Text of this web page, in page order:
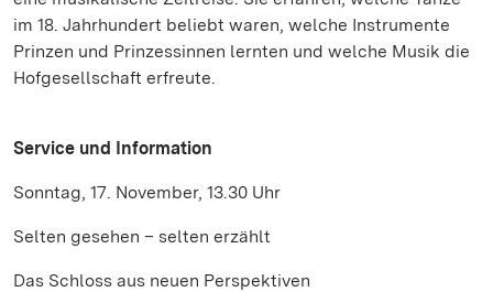
im 18. Jahrhundert beliebt waren, welche Instrumente
Prinzen und Prinzessinnen lernten und welche Musik die
Hofgesellschaft erfreute.
Service und Information
Sonntag, 17. November, 13.30 Uhr
Selten gesehen – selten erzählt
Das Schloss aus neuen Perspektiven